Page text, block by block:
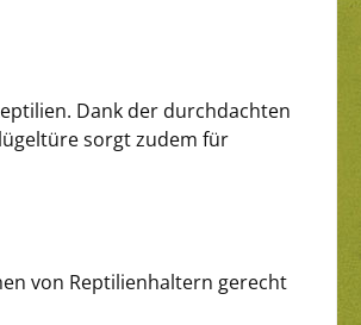
Dank der durchdachten
sorgt zudem für
von Reptilienhaltern gerecht